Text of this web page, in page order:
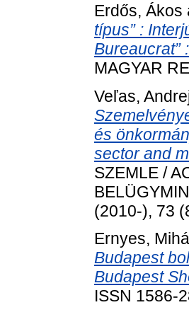
Erdős, Ákos
típus” :
Bureaucrat”
MAGYAR
Veľas,
és
sector and
SZEMLE /
(2010-), 73
Ernyes,
Budapest
Budapest
ISSN 1586-